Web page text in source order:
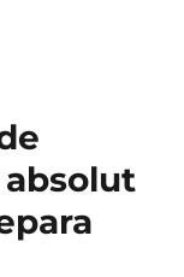
absolut